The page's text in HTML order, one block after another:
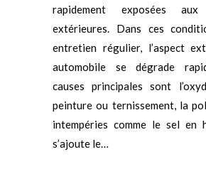
rapidement exposées aux
extérieures. Dans ces
entretien régulier, l’aspect
automobile se dégrade
causes principales sont
peinture ou ternissement, la
intempéries comme le sel en
s’ajoute le…